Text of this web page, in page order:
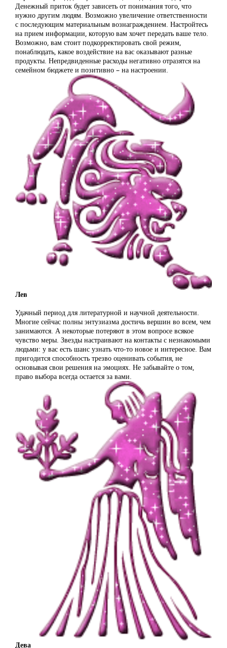
Денежный приток будет зависеть от понимания того, что
нужно другим людям. Возможно увеличение ответственности
с последующим материальным вознаграждением. Настройтесь
на прием информации, которую вам хочет передать ваше тело.
Возможно, вам стоит подкорректировать свой режим,
понаблюдать, какое воздействие на вас оказывают разные
продукты. Непредвиденные расходы негативно отразятся на
семейном бюджете и позитивно – на настроении.
Лев
Удачный период для литературной и научной деятельности.
Многие сейчас полны энтузиазма достичь вершин во всем, чем
занимаются. А некоторые потеряют в этом вопросе всякое
чувство меры. Звезды настраивают на контакты с незнакомыми
людьми: у вас есть шанс узнать что-то новое и интересное. Вам
пригодится способность трезво оценивать события, не
основывая свои решения на эмоциях. Не забывайте о том,
право выбора всегда остается за вами.
Дева